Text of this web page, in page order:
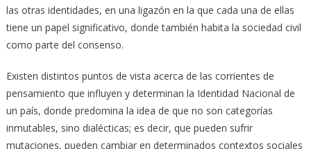
las otras identidades, en una ligazón en la que cada una de ellas
tiene un papel significativo, donde también habita la sociedad civil
como parte del consenso.
Existen distintos puntos de vista acerca de las corrientes de
pensamiento que influyen y determinan la Identidad Nacional de
un país, donde predomina la idea de que no son categorías
inmutables, sino dialécticas; es decir, que pueden sufrir
mutaciones, pueden cambiar en determinados contextos sociales